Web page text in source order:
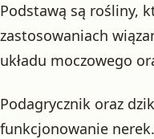
Podstawą są rośliny,
zastosowaniach
układu moczowego
Podagrycznik oraz
funkcjonowanie